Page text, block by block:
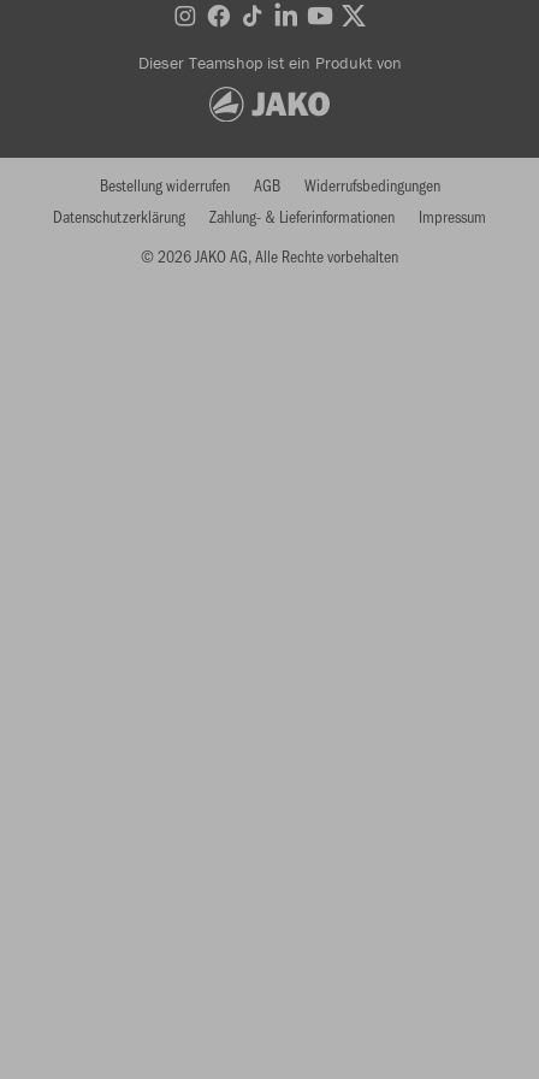
Dieser Teamshop ist ein Produkt von
© 2026 JAKO AG, Alle Rechte vorbehalten
Bestellung widerrufen AGB
Widerrufsbedingungen
Datenschutzerklärung
Zahlung- & Lieferinformationen Impressum